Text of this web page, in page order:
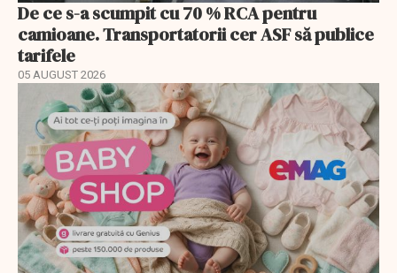
De ce s-a scumpit cu 70 % RCA pentru
camioane. Transportatorii cer ASF să publice
tarifele
05 AUGUST 2026